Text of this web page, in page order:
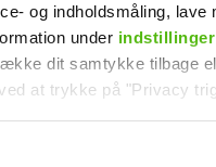
og indholdsmåling, lave
under indstillinger
dit samtykke tilbage
at trykke på "Privacy
Roepstorff
barn nummer